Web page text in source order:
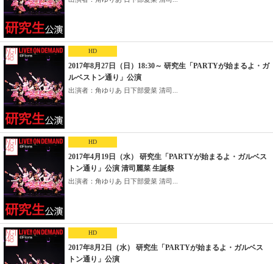
HD
2017年8月27日（日）18:30～ 研究生「PARTYが始まるよ・ガ
ルベストン通り」公演
出演者：角ゆりあ 日下部愛菜 清司...
HD
2017年4月19日（水） 研究生「PARTYが始まるよ・ガルベス
トン通り」公演 清司麗菜 生誕祭
出演者：角ゆりあ 日下部愛菜 清司...
HD
2017年8月2日（水） 研究生「PARTYが始まるよ・ガルベス
トン通り」公演